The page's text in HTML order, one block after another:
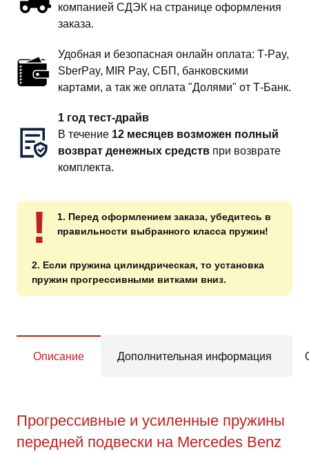
компанией СДЭК на странице оформления
заказа.
Удобная и безопасная онлайн оплата: T‑Pay,
SberPay, MIR Pay, СБП, банковскими
картами, а так же оплата "Долями" от Т-Банк.
1 год тест-драйв
В течение 12 месяцев возможен полный
возврат денежных средств при возврате
комплекта.
!
1. Перед оформлением заказа, убедитесь в
правильности выбранного класса пружин!
2. Если пружина цилиндрическая, то установка
пружин прогрессивными витками вниз.
Описание Дополнительная информация
Прогрессивные и усиленные пружины
передней подвески на Mercedes Benz